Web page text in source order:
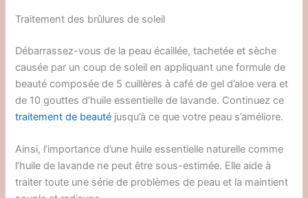
Traitement des brûlures de soleil
Débarrassez-vous de la peau écaillée, tachetée et sèche
causée par un coup de soleil en appliquant une formule de
beauté composée de 5 cuillères à café de gel d’aloe vera et
de 10 gouttes d’huile essentielle de lavande. Continuez ce
traitement de beauté jusqu’à ce que votre peau s’améliore.
Ainsi, l’importance d’une huile essentielle naturelle comme
l’huile de lavande ne peut être sous-estimée. Elle aide à
traiter toute une série de problèmes de peau et la maintient